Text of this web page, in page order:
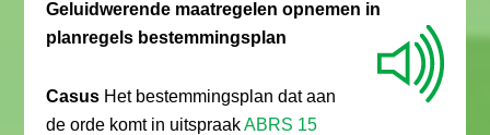
Geluidwerende maatregelen opnemen in
planregels bestemmingsplan
Casus Het bestemmingsplan dat aan
de orde komt in uitspraakABRS 15